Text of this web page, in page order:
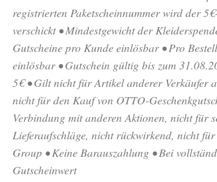
registrierten Paketscheinnummer wird der
verschickt • Mindestgewicht der
Gutscheine pro Kunde einlösbar • Pro
einlösbar • Gutschein gültig bis zum
5€ • Gilt nicht für Artikel anderer Verkäufer
nicht für den Kauf von OTTO-
Verbindung mit anderen Aktionen, nicht für
Lieferaufschläge, nicht rückwirkend, nicht
Group • Keine Barauszahlung • Bei
Gutscheinwert